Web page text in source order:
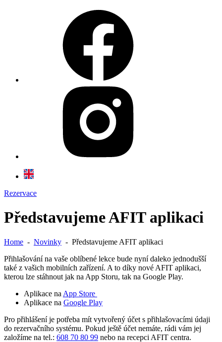
Rezervace
Představujeme AFIT aplikaci
Home - Novinky - Představujeme AFIT aplikaci
Přihlašování na vaše oblíbené lekce bude nyní daleko jednodušší
také z vašich mobilních zařízení. A to díky nové AFIT aplikaci,
kterou lze stáhnout jak na App Storu, tak na Google Play.
Aplikace na App Store
Aplikace na Google Play
Pro přihlášení je potřeba mít vytvořený účet s přihlašovacími údaji
do rezervačního systému. Pokud ještě účet nemáte, rádi vám jej
založíme na tel.: 608 70 80 99 nebo na recepci AFIT centra.